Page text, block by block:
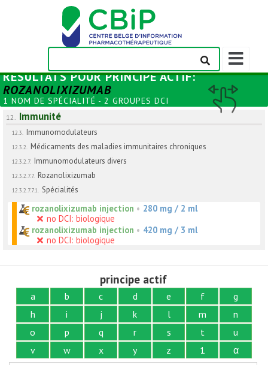
Afficher/
la
de
navigation
RÉSULTATS POURPRINCIPE ACTIF:
ROZANOLIXIZUMAB
1 NOM DE SPÉCIALITÉ - 2 GROUPES DCI
12. Immunité
12.3. Immunomodulateurs
12.3.2. Médicaments des maladies immunitaires chroniques
12.3.2.7. Immunomodulateurs divers
12.3.2.7.7. Rozanolixizumab
12.3.2.7.7.1. Spécialités
rozanolixizumab injection • 280 mg / 2 ml
no DCI: biologique
rozanolixizumab injection • 420 mg / 3 ml
no DCI: biologique
principe actif
a b c d e f
g
h
i j k l m
n
o
p q r s t
u
v
w x y z 1
α